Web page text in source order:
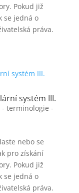
Pokud již
se jedná o
práva.
systém III.
- terminologie -
nebo se
pro získání
Pokud již
se jedná o
práva.